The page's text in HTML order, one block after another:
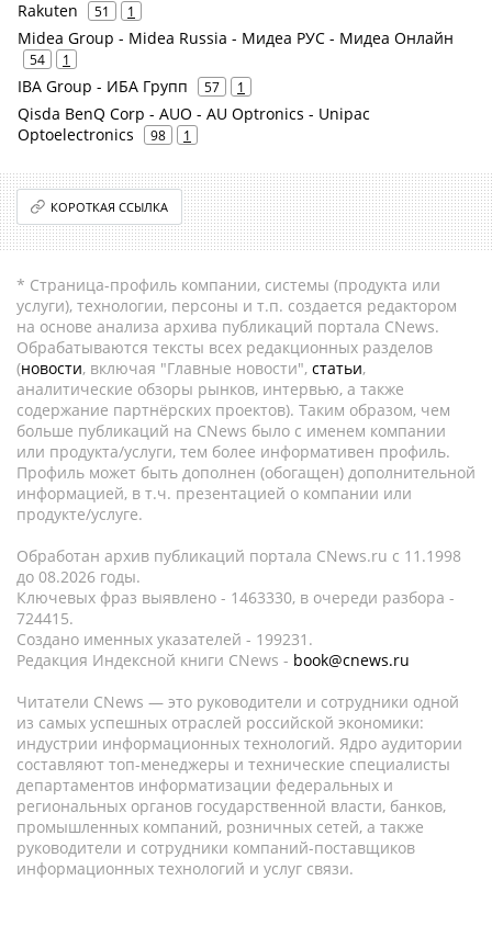
Rakuten 51 1
Midea Group - Midea Russia - Мидеа РУС - Мидеа Онлайн
54 1
IBA Group - ИБА Групп 57 1
Qisda BenQ Corp - AUO - AU Optronics - Unipac
Optoelectronics
98 1
КОРОТКАЯ ССЫЛКА
* Страница-профиль компании, системы (продукта или
услуги), технологии, персоны и т.п. создается редактором
на основе анализа архива публикаций портала CNews.
Обрабатываются тексты всех редакционных разделов
(новости, включая "Главные новости", статьи,
аналитические обзоры рынков, интервью, а также
содержание партнёрских проектов). Таким образом, чем
больше публикаций на CNews было с именем компании
или продукта/услуги, тем более информативен профиль.
Профиль может быть дополнен (обогащен) дополнительной
информацией, в т.ч. презентацией о компании или
продукте/услуге.
Обработан архив публикаций портала CNews.ru c 11.1998
до 08.2026 годы.
Ключевых фраз выявлено - 1463330, в очереди разбора -
724415.
Создано именных указателей - 199231.
Редакция Индексной книги CNews - book@cnews.ru
Читатели CNews — это руководители и сотрудники одной
из самых успешных отраслей российской экономики:
индустрии информационных технологий. Ядро аудитории
составляют топ-менеджеры и технические специалисты
департаментов информатизации федеральных и
региональных органов государственной власти, банков,
промышленных компаний, розничных сетей, а также
руководители и сотрудники компаний-поставщиков
информационных технологий и услуг связи.